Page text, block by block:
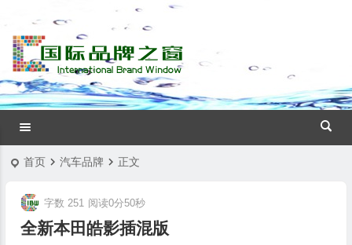
首页 汽车品牌 正文
全新本田皓影插混版
字数 251 阅读0分50秒